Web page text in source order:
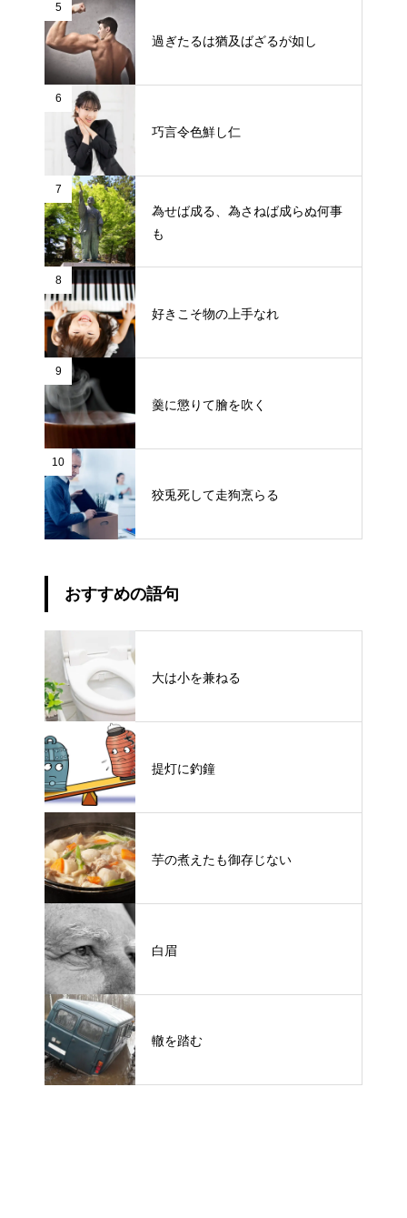
5
過ぎたるは猶及ばざるが如し
6
巧言令色鮮し仁
7
為せば成る、為さねば成らぬ何事
も
8
好きこそ物の上手なれ
9
羹に懲りて膾を吹く
10
狡兎死して走狗烹らる
おすすめの語句
大は小を兼ねる
提灯に釣鐘
芋の煮えたも御存じない
白眉
轍を踏む